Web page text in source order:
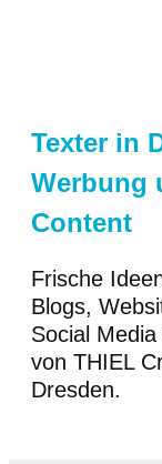
Texter in
Werbung
Content
Frische
Blogs,
Social
von THIEL
Dresden.